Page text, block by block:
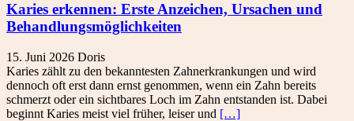
Karies erkennen: Erste Anzeichen, Ursachen und
Behandlungsmöglichkeiten
15. Juni 2026 Doris
Karies zählt zu den bekanntesten Zahnerkrankungen und wird
dennoch oft erst dann ernst genommen, wenn ein Zahn bereits
schmerzt oder ein sichtbares Loch im Zahn entstanden ist. Dabei
beginnt Karies meist viel früher, leiser und […]